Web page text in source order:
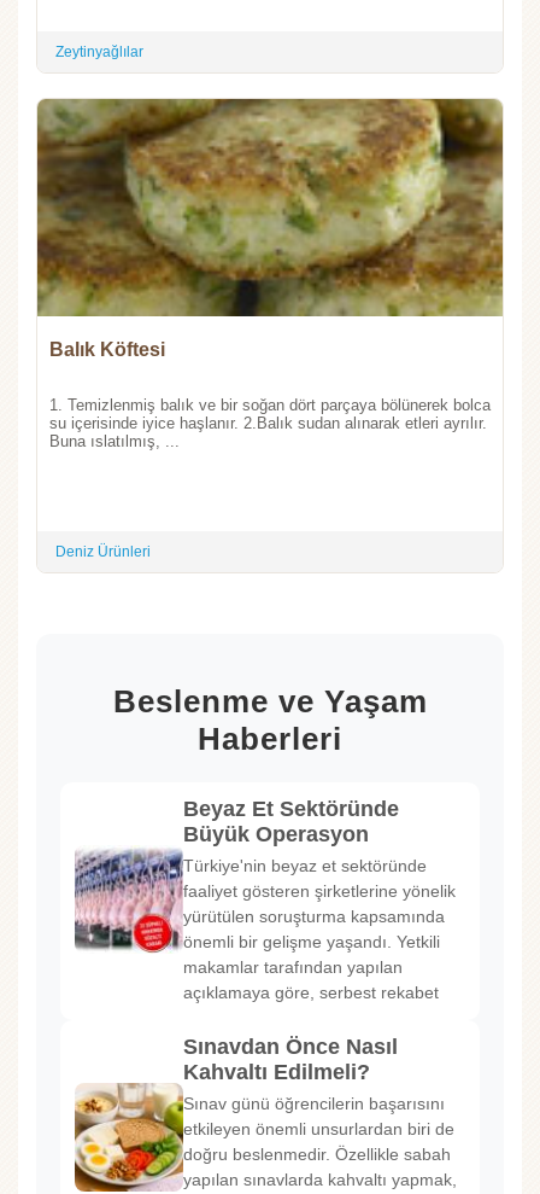
Zeytinyağlılar
Balık Köftesi
1. Temizlenmiş balık ve bir soğan dört parçaya bölünerek bolca
su içerisinde iyice haşlanır. 2.Balık sudan alınarak etleri ayrılır.
Buna ıslatılmış, ...
Deniz Ürünleri
Beslenme ve Yaşam
Haberleri
Beyaz Et Sektöründe
Büyük Operasyon
Türkiye'nin beyaz et sektöründe
faaliyet gösteren şirketlerine yönelik
yürütülen soruşturma kapsamında
önemli bir gelişme yaşandı. Yetkili
makamlar tarafından yapılan
açıklamaya göre, serbest rekabet
Sınavdan Önce Nasıl
Kahvaltı Edilmeli?
Sınav günü öğrencilerin başarısını
etkileyen önemli unsurlardan biri de
doğru beslenmedir. Özellikle sabah
yapılan sınavlarda kahvaltı yapmak,